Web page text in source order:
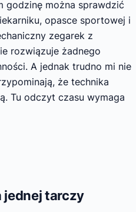
godzinę można sprawdzić
opasce sportowej i
zegarek z
rozwiązuje żadnego
A jednak trudno mi nie
że technika
Tu odczyt czasu wymaga
jednej tarczy